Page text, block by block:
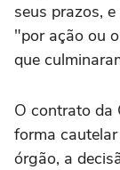
seus prazos,
"por ação ou
que
O contrato da
forma
órgão, a